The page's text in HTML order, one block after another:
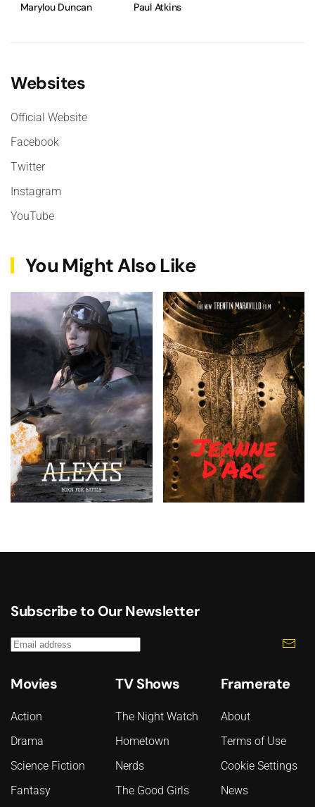
Marylou Duncan Paul Atkins
Websites
Official Website
Facebook
Twitter
Instagram
YouTube
You Might Also Like
Subscribe to Our Newsletter
Movies
Action
Drama
Science Fiction
Fantasy
TV Shows
The Night Watch
Hometown
Nerds
The Good Girls
Framerate
About
Terms of Use
Cookie Settings
News